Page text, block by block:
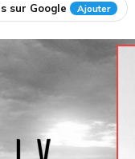
sur Google Ajouter